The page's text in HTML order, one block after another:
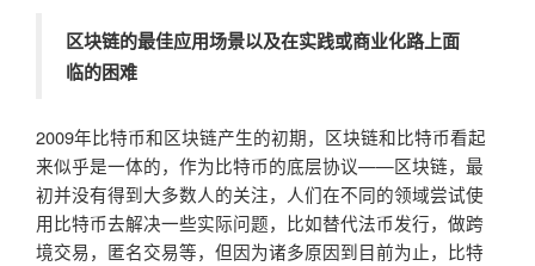
区块链的最佳应用场景以及在实践或商业化路上面
临的困难
2009年比特币和区块链产生的初期，区块链和比特币看起
来似乎是一体的，作为比特币的底层协议——区块链，最
初并没有得到大多数人的关注，人们在不同的领域尝试使
用比特币去解决一些实际问题，比如替代法币发行，做跨
境交易，匿名交易等，但因为诸多原因到目前为止，比特